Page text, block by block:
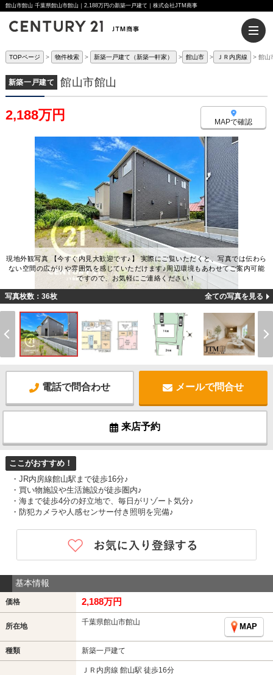
館山市館山 千葉県館山市館山｜2,188万円の新築一戸建て｜株式会社JTM商事
TOPページ 物件検索 新築一戸建て（新築一軒家） 館山市 ＪＲ内房線 館山
新築一戸建て 館山市館山
2,188万円 MAPで確認
現地外観写真 【今すぐ内見大歓迎です♪】 実際にご覧いただくと、写真では伝わら
ない空間の広がりや雰囲気を感じていただけます♪周辺環境もあわせてご案内可能
ですので、お気軽にご連絡ください！
写真枚数：36枚 全ての写真を見る
電話で問合わせ メールで問合せ
来店予約
ここがおすすめ！
・JR内房線館山駅まで徒歩16分♪
・買い物施設や生活施設が徒歩圏内♪
・海まで徒歩4分の好立地で、毎日がリゾート気分♪
・防犯カメラや人感センサー付き照明を完備♪
基本情報
価格 2,188万円
所在地 千葉県館山市館山
MAP
種類 新築一戸建て
ＪＲ内房線 館山駅 徒歩16分